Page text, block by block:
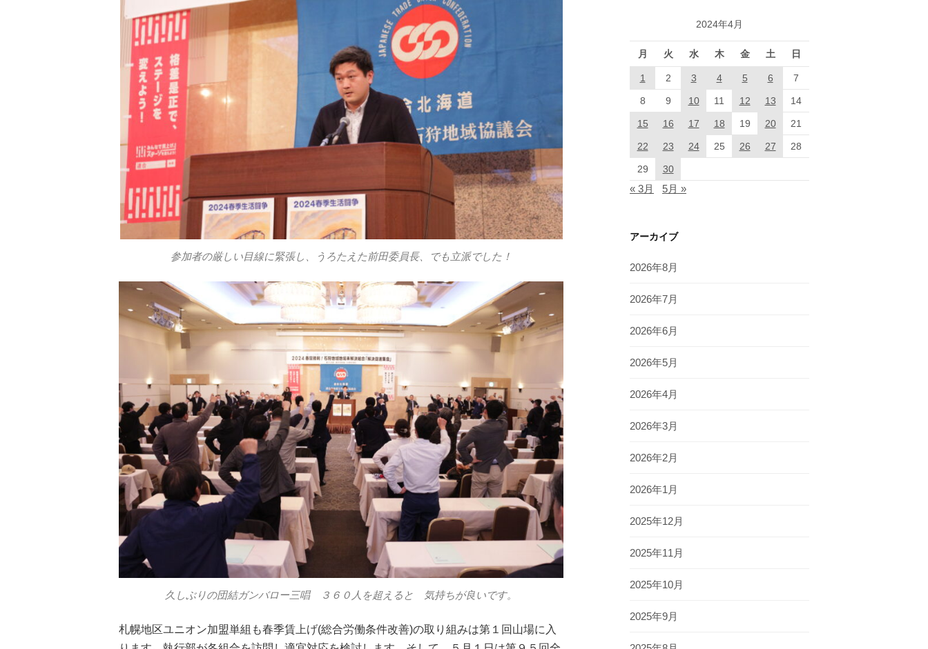
参加者の厳しい目線に緊張し、うろたえた前田委員長、でも立派でした！
久しぶりの団結ガンバロー三唱 ３６０人を超えると 気持ちが良いです。
札幌地区ユニオン加盟単組も春季賃上げ(総合労働条件改善)の取り組みは第１回山場に入
2024年4月
月 火 水 木 金 土 日
1 2 3 4 5 6 7
8 9 10 11 12 13 14
15 16 17 18 19 20 21
22 23 24 25 26 27 28
29 30
« 3月 5月 »
アーカイブ
2026年8月
2026年7月
2026年6月
2026年5月
2026年4月
2026年3月
2026年2月
2026年1月
2025年12月
2025年11月
2025年10月
2025年9月